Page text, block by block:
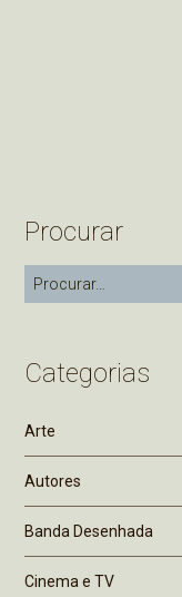
Procurar
Categorias
Arte
Autores
Banda Desenhada
Cinema e TV